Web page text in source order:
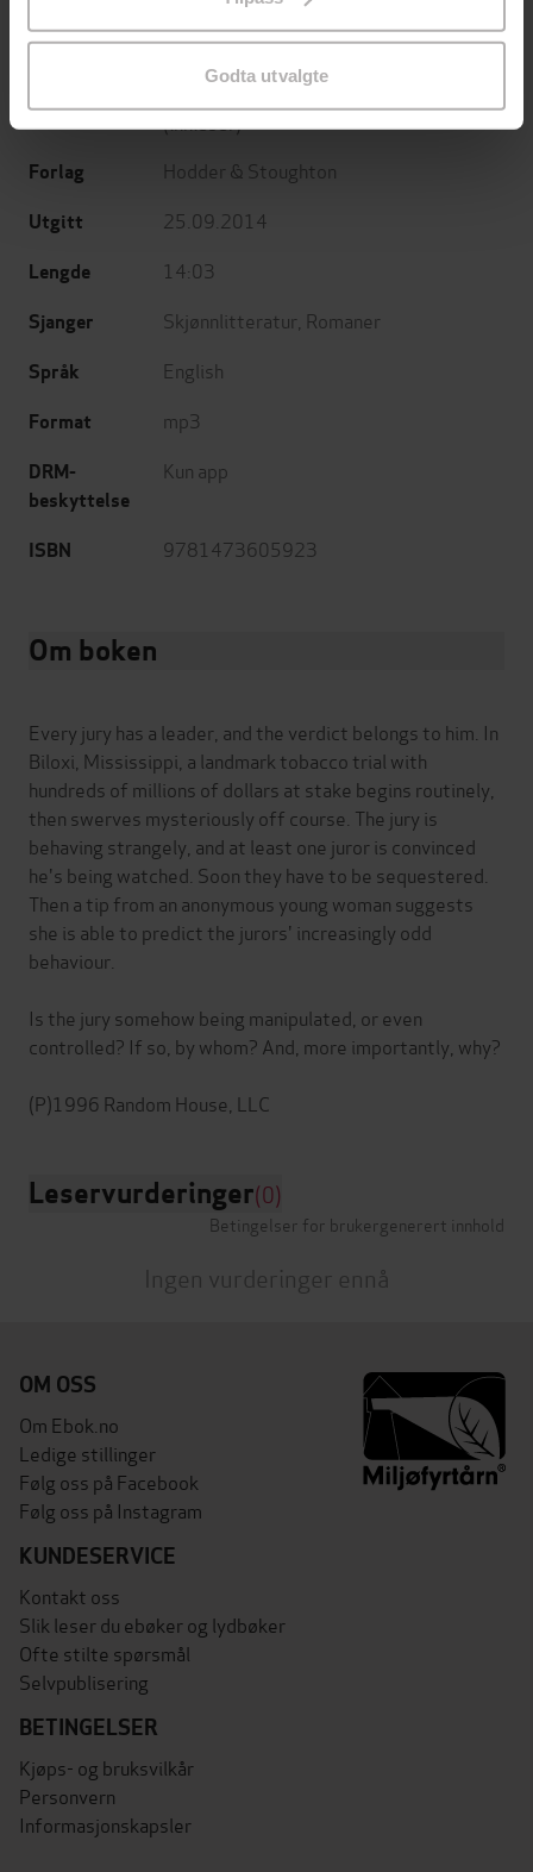
Godta utvalgte
(forfatter),
(innleser)
Forlag Hodder & Stoughton
Utgitt 25.09.2014
Lengde 14:03
Sjanger Skjønnlitteratur Romaner
Språk English
Format mp3
DRM-
beskyttelse
Kun app
ISBN 9781473605923
Om boken
Every jury has a leader, and the verdict belongs to him. In
Biloxi, Mississippi, a landmark tobacco trial with
hundreds of millions of dollars at stake begins routinely,
then swerves mysteriously off course. The jury is
behaving strangely, and at least one juror is convinced
he's being watched. Soon they have to be sequestered.
Then a tip from an anonymous young woman suggests
she is able to predict the jurors' increasingly odd
behaviour.
Is the jury somehow being manipulated, or even
controlled? If so, by whom? And, more importantly, why?
Leservurderinger(0)
Betingelser for brukergenerert innhold
Ingen vurderinger ennå
OM OSS
Om Ebok.no
Ledige stillinger
Følg oss på Facebook
Følg oss på Instagram
KUNDESERVICE
Kontakt oss
Slik leser du ebøker og lydbøker
Ofte stilte spørsmål
Selvpublisering
BETINGELSER
Kjøps- og bruksvilkår
Personvern
Informasjonskapsler